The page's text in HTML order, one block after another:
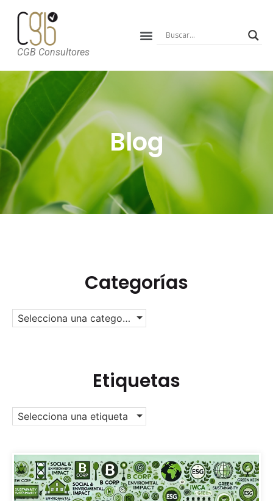
CGB Consultores
Blog
Categorías
Selecciona una categoría
Etiquetas
Selecciona una etiqueta